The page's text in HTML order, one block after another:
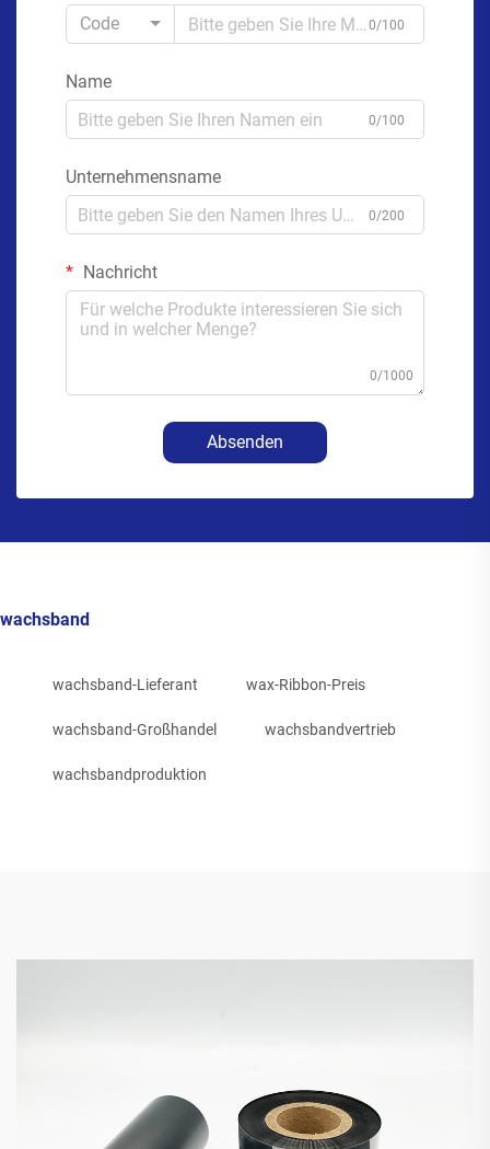
Code
0/100
Name
0/100
Unternehmensname
0/200
Nachricht
0/1000
Absenden
wachsband
wachsband-Lieferant wax-Ribbon-Preis
wachsband-Großhandel wachsbandvertrieb
wachsbandproduktion